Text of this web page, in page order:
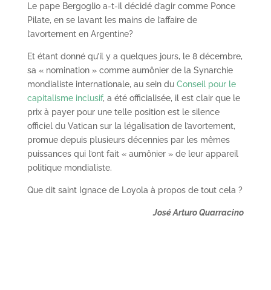
Le pape Bergoglio a-t-il décidé d’agir comme Ponce
Pilate, en se lavant les mains de l’affaire de
l’avortement en Argentine?
Et étant donné qu’il y a quelques jours, le 8 décembre,
sa « nomination » comme aumônier de la Synarchie
mondialiste internationale, au sein du Conseil pour le
capitalisme inclusif, a été officialisée, il est clair que le
prix à payer pour une telle position est le silence
officiel du Vatican sur la légalisation de l’avortement,
promue depuis plusieurs décennies par les mêmes
puissances qui l’ont fait « aumônier » de leur appareil
politique mondialiste.
Que dit saint Ignace de Loyola à propos de tout cela ?
José Arturo Quarracino